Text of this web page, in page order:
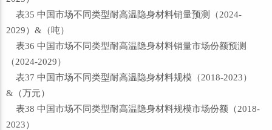
表35 中国市场不同类型耐高温隐身材料销量预测（2024-
2029）&（吨）
表36 中国市场不同类型耐高温隐身材料销量市场份额预测
（2024-2029）
表37 中国市场不同类型耐高温隐身材料规模（2018-2023）
&（万元）
表38 中国市场不同类型耐高温隐身材料规模市场份额（2018-
2023）